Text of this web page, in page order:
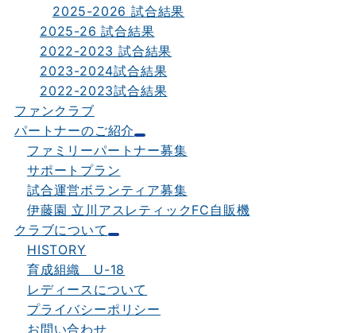
2025-2026 試合結果
2025-26 試合結果
2022-2023 試合結果
2023-2024試合結果
2022-2023試合結果
ファンクラブ
パートナーのご紹介
ファミリーパートナー募集
サポートプラン
試合運営ボランティア募集
伊藤園 立川アスレティックFC自販機
クラブについて
HISTORY
育成組織 U-18
レディースについて
プライバシーポリシー
お問い合わせ